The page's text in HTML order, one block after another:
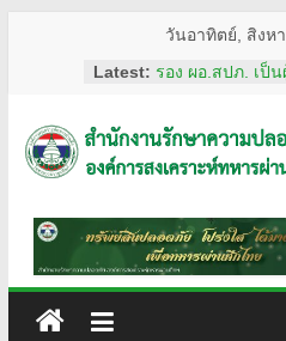
วันอาทิตย์, สิงห
Latest: รอง ผอ.สปภ. เป็
ผอ.สปภ. เดินทาง
รปภ. ณ ศูนย์การ
ศรีนครินทรวิโรฒ
การทงทะเบียน แ
เลขานุการ อผศ.
พินิจ พร้อมด้วยสื่
สำนักงาน
รักษา
ความ